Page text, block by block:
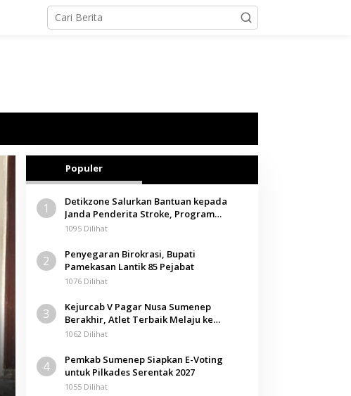
Populer
1
Detikzone Salurkan Bantuan kepada
Janda Penderita Stroke, Program
Berbagi Masuki Hari ke-61
1095 Dilihat
2
Penyegaran Birokrasi, Bupati
Pamekasan Lantik 85 Pejabat
1076 Dilihat
3
Kejurcab V Pagar Nusa Sumenep
Berakhir, Atlet Terbaik Melaju ke
Kejurwil Jatim
1062 Dilihat
4
Pemkab Sumenep Siapkan E-Voting
untuk Pilkades Serentak 2027
1055 Dilihat